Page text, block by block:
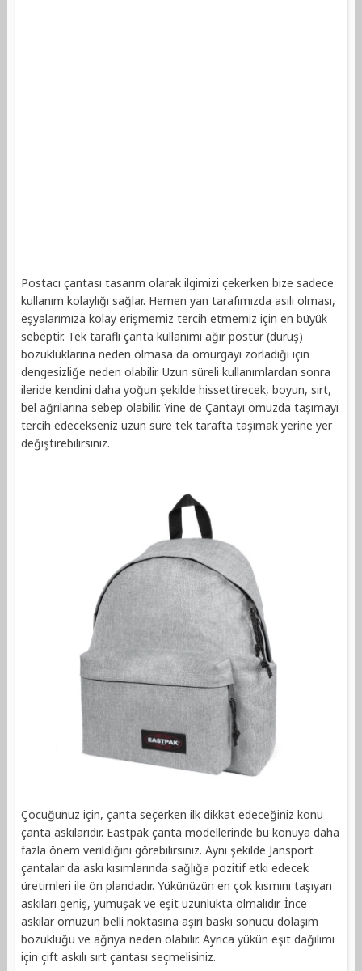
Postacı çantası tasarım olarak ilgimizi çekerken bize sadece
kullanım kolaylığı sağlar. Hemen yan tarafımızda asılı olması,
eşyalarımıza kolay erişmemiz tercih etmemiz için en büyük
sebeptir. Tek taraflı çanta kullanımı ağır postür (duruş)
bozukluklarına neden olmasa da omurgayı zorladığı için
dengesizliğe neden olabilir. Uzun süreli kullanımlardan sonra
ileride kendini daha yoğun şekilde hissettirecek, boyun, sırt,
bel ağrılarına sebep olabilir. Yine de Çantayı omuzda taşımayı
tercih edecekseniz uzun süre tek tarafta taşımak yerine yer
değiştirebilirsiniz.
Çocuğunuz için, çanta seçerken ilk dikkat edeceğiniz konu
çanta askılarıdır. Eastpak çanta modellerinde bu konuya daha
fazla önem verildiğini görebilirsiniz. Aynı şekilde Jansport
çantalar da askı kısımlarında sağlığa pozitif etki edecek
üretimleri ile ön plandadır. Yükünüzün en çok kısmını taşıyan
askıları geniş, yumuşak ve eşit uzunlukta olmalıdır. İnce
askılar omuzun belli noktasına aşırı baskı sonucu dolaşım
bozukluğu ve ağrıya neden olabilir. Ayrıca yükün eşit dağılımı
için çift askılı sırt çantası seçmelisiniz.